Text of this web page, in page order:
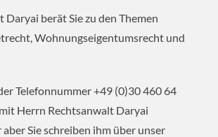
Daryai berät Sie zu den Themen
Wohnungseigentumsrecht und
Telefonnummer +49 (0)30 460 64
Herrn Rechtsanwalt Daryai
Sie schreiben ihm über unser